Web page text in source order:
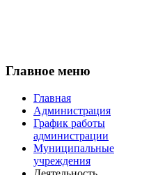
Главное меню
Главная
Администрация
График работы
администрации
Муниципальные
учреждения